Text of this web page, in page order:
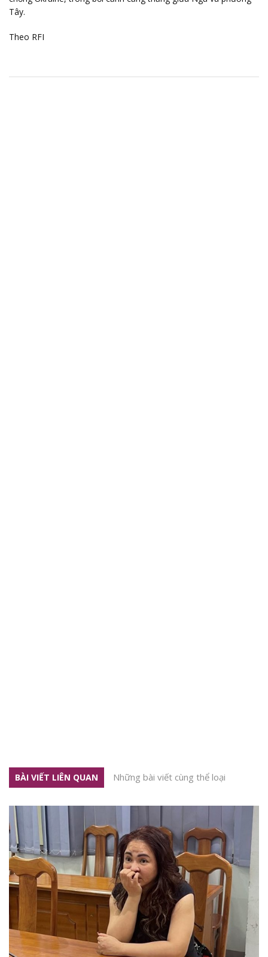
Tây.
Theo RFI
BÀI VIẾT LIÊN QUAN Những bài viết cùng thể loại